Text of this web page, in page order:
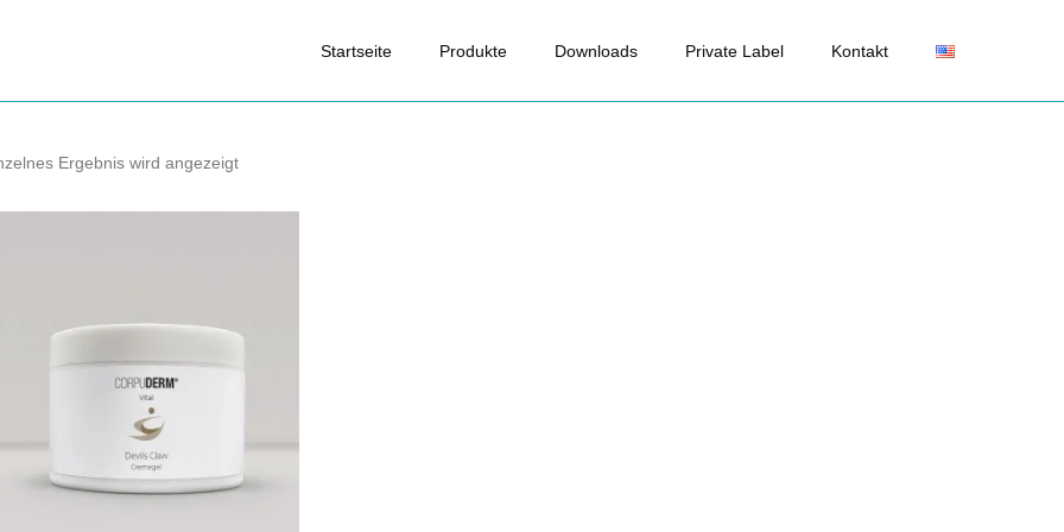
Startseite Produkte Downloads Private Label Kontakt
Ergebnis wird angezeigt